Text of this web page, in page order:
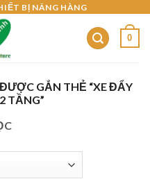
BỊ NÂNG HÀNG
0
GẮN THẺ “XE ĐẨY
TẦNG”